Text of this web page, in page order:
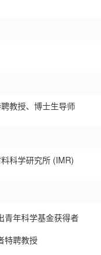
教授、博士生导师
科学研究所 (IMR)
年科学基金获得者
聘教授